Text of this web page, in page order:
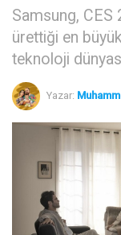
Samsung, CES
ürettiği en büyük
teknoloji
Yazar: